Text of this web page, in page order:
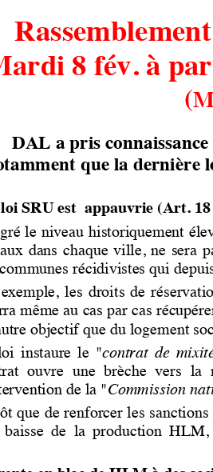
8 fév. à
(
DAL a pris
que la dernière
oi SRU est  appauvrie (Art.
le niveau historiquement
dans  chaque  ville,  ne
récidivistes qui
exemple,  les  droits  de
même au cas par cas
objectif que du logement
loi  instaure  le  "contrat  de
ouvre  une  brèche
de la "Commission
que de renforcer les
baisse  de  la